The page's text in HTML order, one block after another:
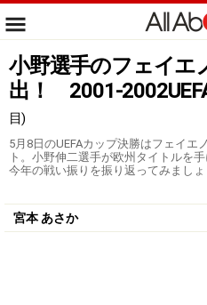
小野選手のフェイエ
出！ 2001-
目)
5月8日のUEFAカップ決勝はフェイエ
ト。小野伸二選手が欧州タイトルを
今年の戦い振りを振り返ってみましょ
宮本 あさか